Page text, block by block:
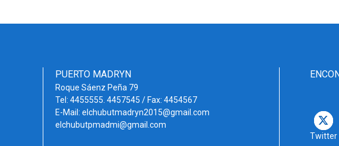
PUERTO MADRYN
Roque Sáenz Peña 79
Tel: 4455555. 4457545 / Fax: 4454567
E-Mail: elchubutmadryn2015@gmail.com
elchubutpmadmi@gmail.com
Twitter